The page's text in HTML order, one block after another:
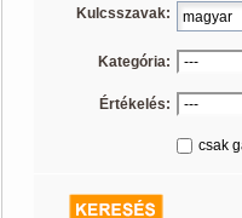
Kulcsszavak:
Kategória:
Értékelés:
csak